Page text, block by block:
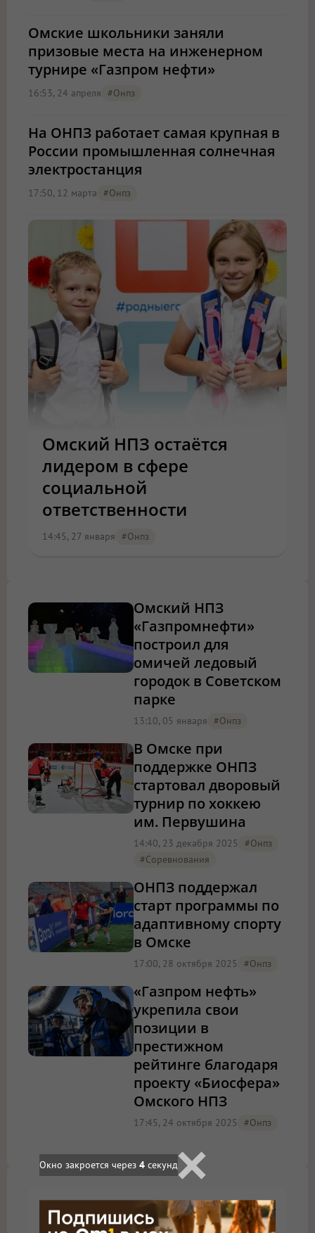
Омские школьники заняли
призовые места на инженерном
турнире «Газпром нефти»
16:53, 24 апреля #онпз
На ОНПЗ работает самая крупная в
России промышленная солнечная
электростанция
17:50, 12 марта #онпз
Омский НПЗ остаётся
лидером в сфере
социальной
ответственности
14:45, 27 января #онпз
Омский НПЗ
«Газпромнефти»
построил для
омичей ледовый
городок в Советском
парке
13:10, 05 января #онпз
В Омске при
поддержке ОНПЗ
стартовал дворовый
турнир по хоккею
им. Первушина
14:40, 23 декабря 2025
#онпз
#соревнования
ОНПЗ поддержал
старт программы по
адаптивному спорту
в Омске
17:00, 28 октября 2025 #онпз
«Газпром нефть»
укрепила свои
позиции в
престижном
рейтинге благодаря
проекту «Биосфера»
Омского НПЗ
17:45, 24 октября 2025 #онпз
Окно закроется через 3 секунд